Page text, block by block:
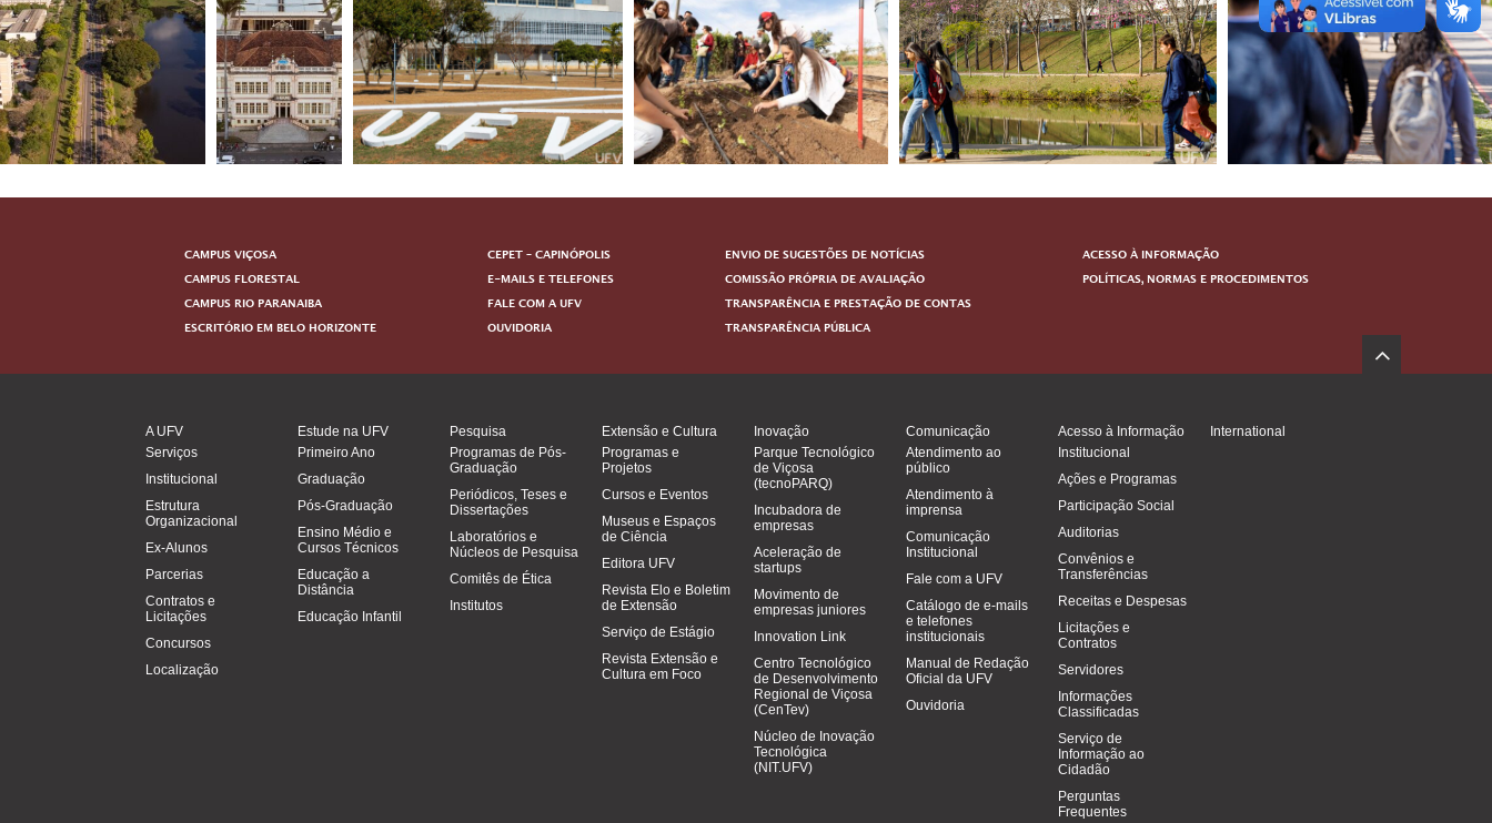
CAMPUS VIÇOSA
CAMPUS FLORESTAL
CAMPUS RIO PARANAIBA
ESCRITÓRIO EM BELO HORIZONTE
CEPET – CAPINÓPOLIS
E-MAILS E TELEFONES
FALE COM A UFV
OUVIDORIA
ENVIO DE SUGESTÕES DE NOTÍCIAS
COMISSÃO PRÓPRIA DE AVALIAÇÃO
TRANSPARÊNCIA E PRESTAÇÃO DE CONTAS
TRANSPARÊNCIA PÚBLICA
ACESSO À INFORMAÇÃO
POLÍTICAS, NORMAS E PROCEDIMENTOS
A UFV
Serviços
Institucional
Estrutura
Organizacional
Ex-Alunos
Parcerias
Contratos e
Licitações
Concursos
Localização
Estude na UFV
Primeiro Ano
Graduação
Pós-Graduação
Ensino Médio e
Cursos Técnicos
Educação a
Distância
Educação Infantil
Pesquisa
Programas de Pós-
Graduação
Periódicos, Teses e
Dissertações
Laboratórios e
Núcleos de Pesquisa
Comitês de Ética
Institutos
Extensão e Cultura
Programas e
Projetos
Cursos e Eventos
Museus e Espaços
de Ciência
Editora UFV
Revista Elo e Boletim
de Extensão
Serviço de Estágio
Revista Extensão e
Cultura em Foco
Inovação
Parque Tecnológico
de Viçosa
(tecnoPARQ)
Incubadora de
empresas
Aceleração de
startups
Movimento de
empresas juniores
Innovation Link
Centro Tecnológico
de Desenvolvimento
Regional de Viçosa
(CenTev)
Núcleo de Inovação
Tecnológica
(NIT.UFV)
Comunicação
Atendimento ao
público
Atendimento à
imprensa
Comunicação
Institucional
Fale com a UFV
Catálogo de e-mails
e telefones
institucionais
Manual de Redação
Oficial da UFV
Ouvidoria
Acesso à Informação
Institucional
Ações e Programas
Participação Social
Auditorias
Convênios e
Transferências
Receitas e Despesas
Licitações e
Contratos
Servidores
Informações
Classificadas
Serviço de
Informação ao
Cidadão
Perguntas
Frequentes
International